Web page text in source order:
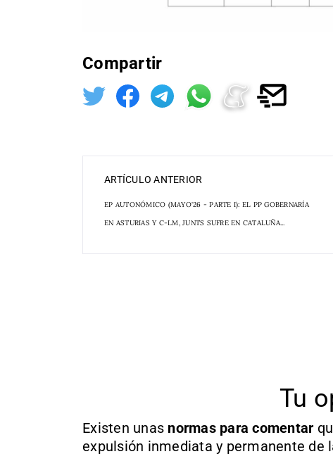
Compartir
ARTÍCULO ANTERIOR
EP AUTONÓMICO (MAYO'26 - PARTE I): EL PP GOBERNARÍA
EN ASTURIAS Y C-LM, JUNTS SUFRE EN CATALUÑA...
Tu
Existen unas normas para comentar
expulsión inmediata y permanente de